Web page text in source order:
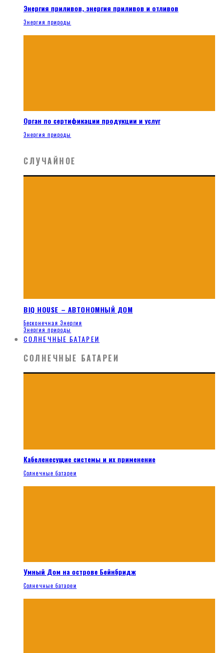
Энергия приливов, энергия приливов и отливов
Энергия природы
Орган по сертификации продукции и услуг
Энергия природы
СЛУЧАЙНОЕ
BIQ HOUSE – АВТОНОМНЫЙ ДОМ
Бесконечная Энергия
Энергия природы
СОЛНЕЧНЫЕ БАТАРЕИ
СОЛНЕЧНЫЕ БАТАРЕИ
Кабеленесущие системы и их применение
Солнечные батареи
Умный Дом на острове Бейнбридж
Солнечные батареи